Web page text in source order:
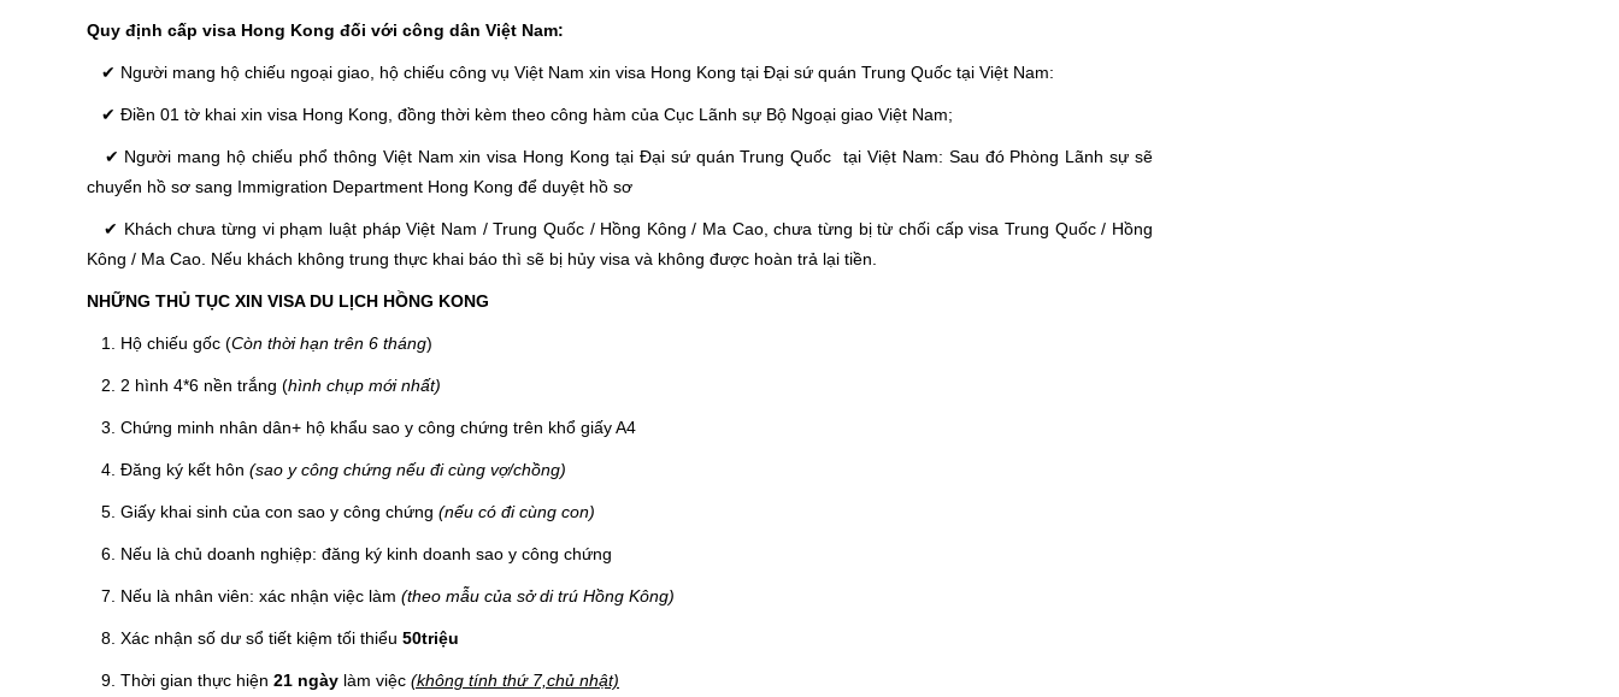
Quy định cấp visa Hong Kong đối với công dân Việt Nam:
✔ Người mang hộ chiếu ngoại giao, hộ chiếu công vụ Việt Nam xin visa Hong Kong tại Đại sứ quán Trung Quốc tại Việt Nam:
✔ Điền 01 tờ khai xin visa Hong Kong, đồng thời kèm theo công hàm của Cục Lãnh sự Bộ Ngoại giao Việt Nam;
✔ Người mang hộ chiếu phổ thông Việt Nam xin visa Hong Kong tại Đại sứ quán Trung Quốc tại Việt Nam: Sau đó Phòng Lãnh sự sẽ
chuyển hồ sơ sang Immigration Department Hong Kong để duyệt hồ sơ
✔ Khách chưa từng vi phạm luật pháp Việt Nam / Trung Quốc / Hồng Kông / Ma Cao, chưa từng bị từ chối cấp visa Trung Quốc / Hồng
Kông / Ma Cao. Nếu khách không trung thực khai báo thì sẽ bị hủy visa và không được hoàn trả lại tiền.
NHỮNG THỦ TỤC XIN VISA DU LỊCH HỒNG KONG
1. Hộ chiếu gốc (Còn thời hạn trên 6 tháng)
2. 2 hình 4*6 nền trắng (hình chụp mới nhất)
3. Chứng minh nhân dân+ hộ khẩu sao y công chứng trên khổ giấy A4
4. Đăng ký kết hôn (sao y công chứng nếu đi cùng vợ/chồng)
5. Giấy khai sinh của con sao y công chứng (nếu có đi cùng con)
6. Nếu là chủ doanh nghiệp: đăng ký kinh doanh sao y công chứng
7. Nếu là nhân viên: xác nhận việc làm (theo mẫu của sở di trú Hồng Kông)
8. Xác nhận số dư sổ tiết kiệm tối thiểu 50triệu
9. Thời gian thực hiện 21 ngày làm việc (không tính thứ 7,chủ nhật)